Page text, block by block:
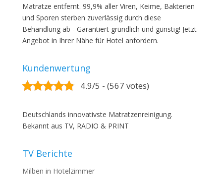
Matratze entfernt. 99,9% aller Viren, Keime, Bakterien
und Sporen sterben zuverlässig durch diese
Behandlung ab - Garantiert gründlich und günstig! Jetzt
Angebot in Ihrer Nähe für Hotel anfordern.
Kundenwertung
4.9/5 - (567 votes)
Deutschlands innovativste Matratzenreinigung.
Bekannt aus TV, RADIO & PRINT
TV Berichte
Milben in Hotelzimmer